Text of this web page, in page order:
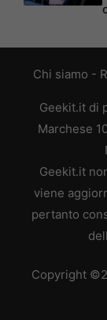
Chi siamo -
Geekit.it di
Marchese
Geekit.it
viene
pertanto
Copyright